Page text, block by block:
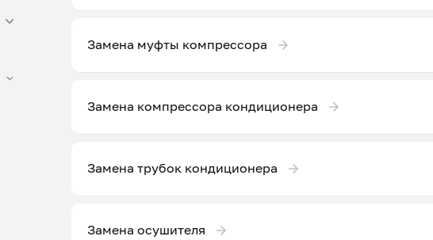
Замена муфты компрессора
Замена компрессора кондиционера
Замена трубок кондиционера
Замена осушителя